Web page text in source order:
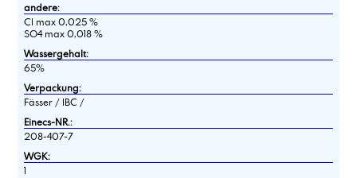
andere:
Cl max 0,025 %
SO4 max 0,018 %
Wassergehalt:
65%
Verpackung:
Fässer / IBC /
Einecs-NR.:
208-407-7
WGK:
1